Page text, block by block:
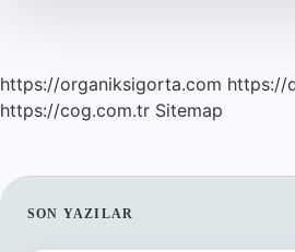
https://organiksigorta.com https://
https://cog.com.tr Sitemap
SIDEBAR
SON YAZILAR